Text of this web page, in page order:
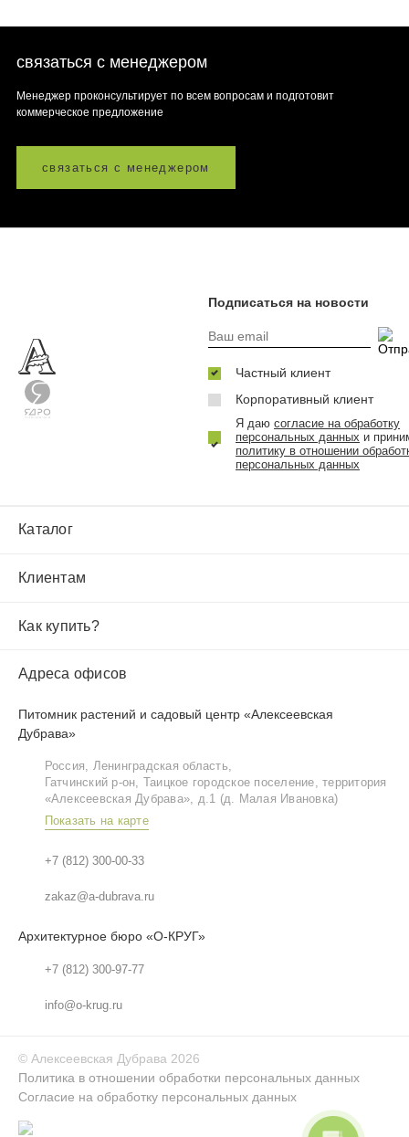
связаться с менеджером
Менеджер проконсультирует по всем вопросам и подготовит
коммерческое предложение
связаться с менеджером
Каталог
Клиентам
Как купить?
Адреса офисов
Питомник растений и садовый центр «Алексеевская
Дубрава»
Россия, Ленинградская область,
Гатчинский р‑он, Таицкое городское поселение, территория
«Алексеевская Дубрава», д.1 (д. Малая Ивановка)
Показать на карте
+7 (812) 300-00-33
zakaz@a-dubrava.ru
Архитектурное бюро «О-КРУГ»
+7 (812) 300-97-77
info@o-krug.ru
Подписаться на новости
Частный клиент
Корпоративный клиент
Я даю согласие на обработку
персональных данных и
политику в отношении
персональных данных
© Алексеевская Дубрава 2026
Политика в отношении обработки персональных данных
Согласие на обработку персональных данных